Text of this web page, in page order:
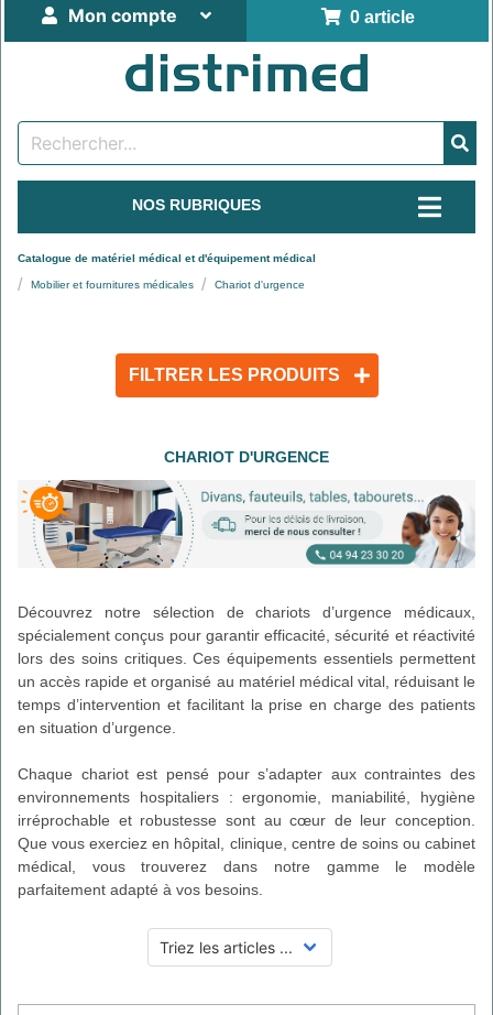
0 article
Mon compte
NOS RUBRIQUES
Catalogue de matériel médical et d'équipement médical
Mobilier et fournitures médicales Chariot d'urgence
FILTRER LES PRODUITS
CHARIOT D'URGENCE
Découvrez notre sélection de chariots d’urgence médicaux,
spécialement conçus pour garantir efficacité, sécurité et réactivité
lors des soins critiques. Ces équipements essentiels permettent
un accès rapide et organisé au matériel médical vital, réduisant le
temps d’intervention et facilitant la prise en charge des patients
en situation d’urgence.
Chaque chariot est pensé pour s’adapter aux contraintes des
environnements hospitaliers : ergonomie, maniabilité, hygiène
irréprochable et robustesse sont au cœur de leur conception.
Que vous exerciez en hôpital, clinique, centre de soins ou cabinet
médical, vous trouverez dans notre gamme le modèle
parfaitement adapté à vos besoins.